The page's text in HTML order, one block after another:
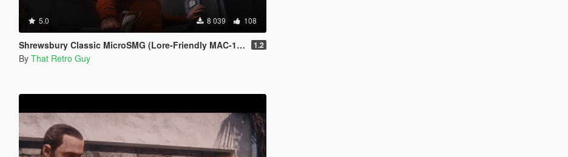
5.0 8 039 108
Shrewsbury Classic MicroSMG (Lore-Friendly MAC-10) [Animated] 1.2
By That Retro Guy